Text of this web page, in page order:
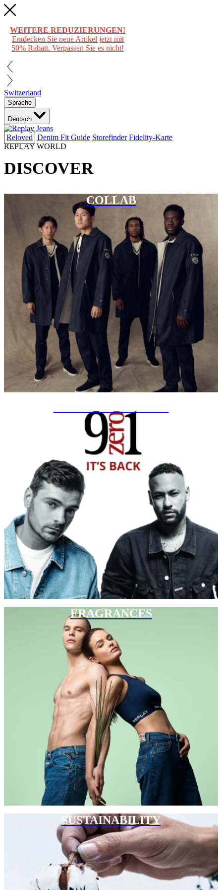
WEITERE REDUZIERUNGEN!
Entdecken Sie neue Artikel jetzt mit
50% Rabatt. Verpassen Sie es nicht!
Switzerland
Sprache
Deutsch
Reloved Denim Fit Guide Storefinder Fidelity-Karte
REPLAY WORLD
DISCOVER
COLLAB
FRAGRANCES
SUSTAINABILITY